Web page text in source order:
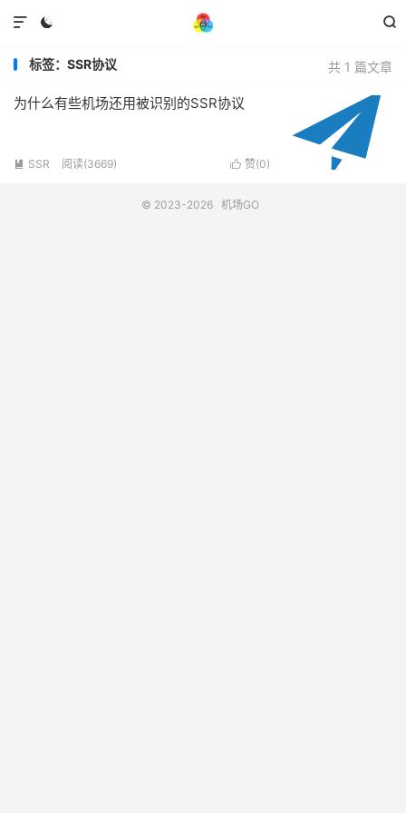



共 1 篇文章
标签：SSR协议
为什么有些机场还用被识别的SSR协议
 赞(0)
 SSR 阅读(3669)
© 2023-2026 机场GO